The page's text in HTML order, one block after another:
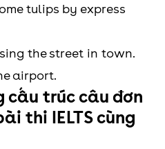
tulips by express
the street in town.
airport.
cấu trúc câu đơn
thi IELTS cùng